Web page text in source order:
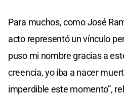
Para muchos, como José
acto representó un vínculo
puso mi nombre gracias a
creencia, yo iba a nacer
imperdible este momento”,